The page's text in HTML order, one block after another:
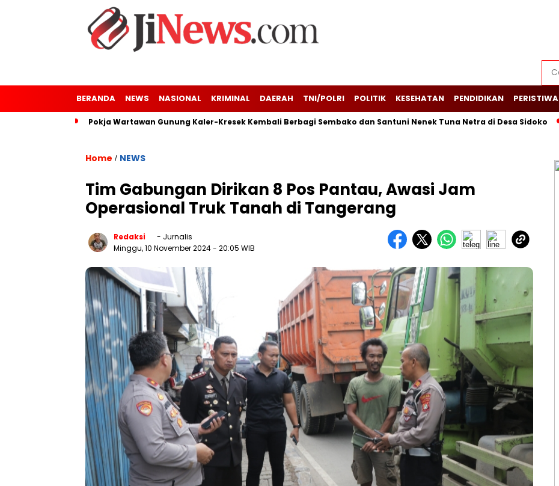
BERANDA NEWS NASIONAL KRIMINAL DAERAH TNI/POLRI POLITIK KESEHATAN PENDIDIKAN PERISTIWA
Pokja Wartawan Gunung Kaler-Kresek Kembali Berbagi Sembako dan Santuni Nenek Tuna Netra di Desa Sidoko
Home / NEWS
Tim Gabungan Dirikan 8 Pos Pantau, Awasi Jam
Operasional Truk Tanah di Tangerang
Redaksi
- Jurnalis
Minggu, 10 November 2024- 20:05 WIB